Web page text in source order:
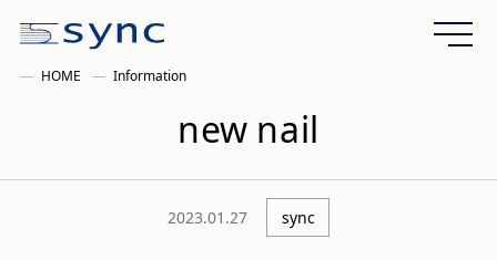
HOME Information
new nail
2023.01.27 sync